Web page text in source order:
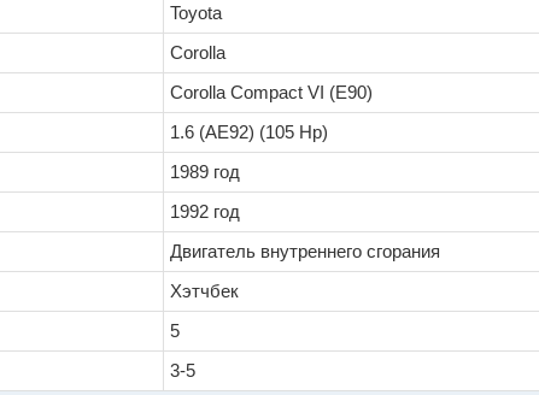
Toyota
Corolla
Corolla Compact VI (E90)
1.6 (AE92) (105 Hp)
1989 год
1992 год
Двигатель внутреннего сгорания
Хэтчбек
5
3-5